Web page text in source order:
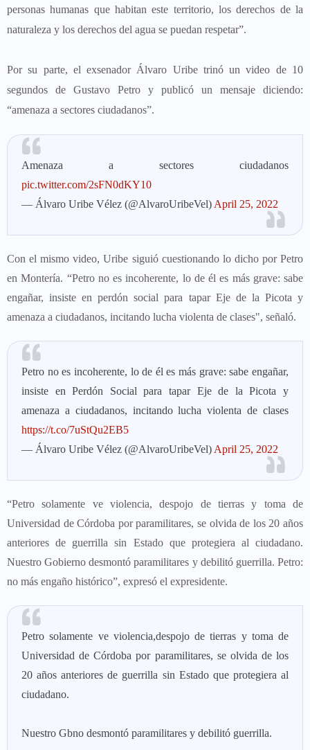
personas humanas que habitan este territorio, los derechos de la
naturaleza y los derechos del agua se puedan respetar”.
Por su parte, el exsenador Álvaro Uribe trinó un video de 10
segundos de Gustavo Petro y publicó un mensaje diciendo:
“amenaza a sectores ciudadanos”.
Amenaza a sectores ciudadanos
pic.twitter.com/2sFN0dKY10
— Álvaro Uribe Vélez (@AlvaroUribeVel) April 25, 2022
Con el mismo video, Uribe siguió cuestionando lo dicho por Petro
en Montería. “Petro no es incoherente, lo de él es más grave: sabe
engañar, insiste en perdón social para tapar Eje de la Picota y
amenaza a ciudadanos, incitando lucha violenta de clases", señaló.
Petro no es incoherente, lo de él es más grave: sabe engañar,
insiste en Perdón Social para tapar Eje de la Picota y
amenaza a ciudadanos, incitando lucha violenta de clases
https://t.co/7uStQu2EB5
— Álvaro Uribe Vélez (@AlvaroUribeVel) April 25, 2022
“Petro solamente ve violencia, despojo de tierras y toma de
Universidad de Córdoba por paramilitares, se olvida de los 20 años
anteriores de guerrilla sin Estado que protegiera al ciudadano.
Nuestro Gobierno desmontó paramilitares y debilitó guerrilla. Petro:
no más engaño histórico”, expresó el expresidente.
Petro solamente ve violencia,despojo de tierras y toma de
Universidad de Córdoba por paramilitares, se olvida de los
20 años anteriores de guerrilla sin Estado que protegiera al
ciudadano.
Nuestro Gbno desmontó paramilitares y debilitó guerrilla.